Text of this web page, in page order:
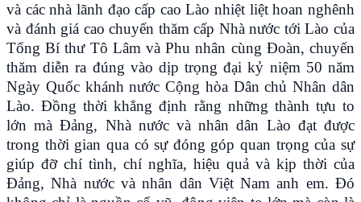
và các nhà lãnh đạo cấp cao Lào nhiệt liệt hoan nghênh
và đánh giá cao chuyến thăm cấp Nhà nước tới Lào của
Tổng Bí thư Tô Lâm và Phu nhân cùng Đoàn, chuyến
thăm diễn ra đúng vào dịp trọng đại kỷ niệm 50 năm
Ngày Quốc khánh nước Cộng hòa Dân chủ Nhân dân
Lào. Đồng thời khẳng định rằng những thành tựu to
lớn mà Đảng, Nhà nước và nhân dân Lào đạt được
trong thời gian qua có sự đóng góp quan trọng của sự
giúp đỡ chí tình, chí nghĩa, hiệu quả và kịp thời của
Đảng, Nhà nước và nhân dân Việt Nam anh em. Đó